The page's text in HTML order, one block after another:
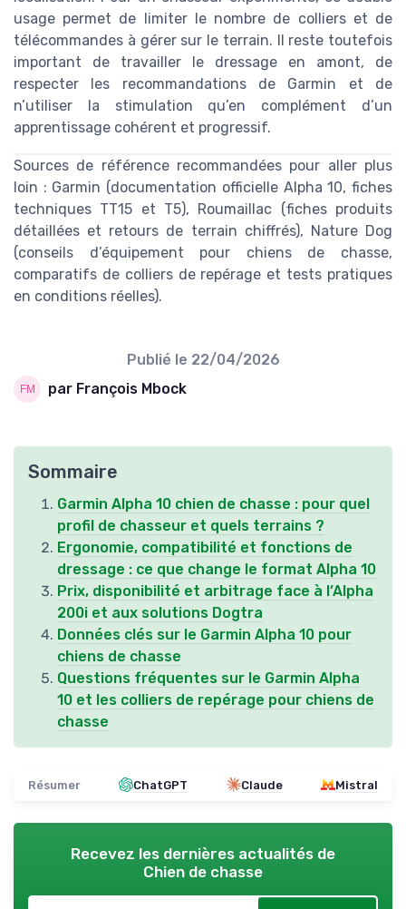
usage permet de limiter le nombre de colliers et de
télécommandes à gérer sur le terrain. Il reste toutefois
important de travailler le dressage en amont, de
respecter les recommandations de Garmin et de
n’utiliser la stimulation qu’en complément d’un
apprentissage cohérent et progressif.
Sources de référence recommandées pour aller plus
loin : Garmin (documentation officielle Alpha 10, fiches
techniques TT15 et T5), Roumaillac (fiches produits
détaillées et retours de terrain chiffrés), Nature Dog
(conseils d’équipement pour chiens de chasse,
comparatifs de colliers de repérage et tests pratiques
en conditions réelles).
Publié le 22/04/2026
par François Mbock
Sommaire
Garmin Alpha 10 chien de chasse : pour quel
profil de chasseur et quels terrains ?
Ergonomie, compatibilité et fonctions de
dressage : ce que change le format Alpha 10
Prix, disponibilité et arbitrage face à l’Alpha
200i et aux solutions Dogtra
Données clés sur le Garmin Alpha 10 pour
chiens de chasse
Questions fréquentes sur le Garmin Alpha
10 et les colliers de repérage pour chiens de
chasse
Résumer ChatGPT Claude Mistral
Recevez les dernières actualités de
Chien de chasse